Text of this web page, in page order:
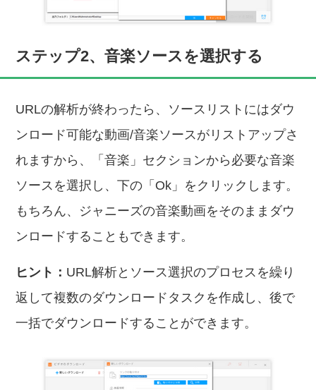
ステップ2、音楽ソースを選択する
URLの解析が終わったら、ソースリストにはダウ
ンロード可能な動画/音楽ソースがリストアップさ
れますから、「音楽」セクションから必要な音楽
ソースを選択し、下の「Ok」をクリックします。
もちろん、ジャニーズの音楽動画をそのままダウ
ンロードすることもできます。
ヒント： URL解析とソース選択のプロセスを繰り
返して複数のダウンロードタスクを作成し、後で
一括でダウンロードすることができます。